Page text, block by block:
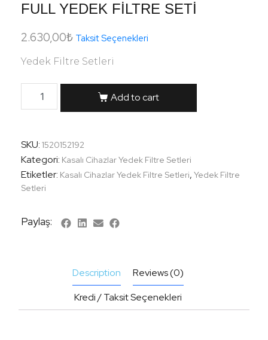
FULL YEDEK FİLTRE SETİ
2.630,00₺ Taksit Seçenekleri
Yedek Filtre Setleri
Add to cart
SKU: 1520152192
Kategori: Kasalı Cihazlar Yedek Filtre Setleri
Etiketler: Kasalı Cihazlar Yedek Filtre Setleri, Yedek Filtre
Setleri
Paylaş:
Description
Reviews (0)
Kredi / Taksit Seçenekleri